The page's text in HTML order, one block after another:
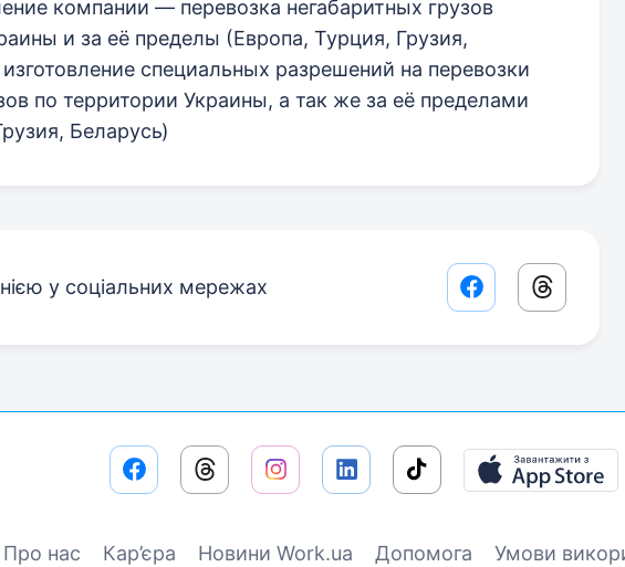
компании — перевозка негабаритных грузов
и за её пределы (Европа, Турция, Грузия,
специальных разрешений на перевозки
по территории Украины, а так же за её пределами
Беларусь)
у соціальних мережах Facebook share
Threads
Про нас Кар’єра Новини Work.ua Допомога Умови